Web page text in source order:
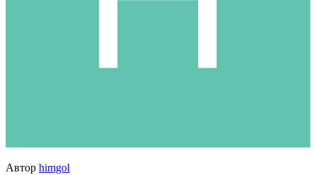
Автор himgol